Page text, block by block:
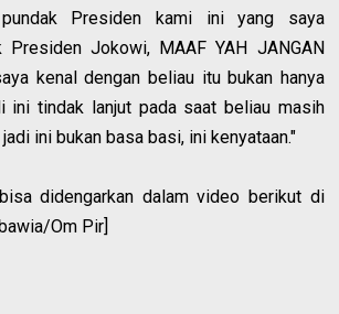
Presiden kami ini yang saya
Presiden Jokowi, MAAF YAH JANGAN
kenal dengan beliau itu bukan hanya
ini tindak lanjut pada saat beliau masih
ini bukan basa basi, ini kenyataan."
didengarkan dalam video berikut di
Om Pir]